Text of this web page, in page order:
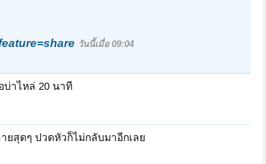
วันนี้เมื่อ 09:04
บ่าไหล่ 20 นาที
สุดๆ ปวดหัวก็ไม่กลับมาอีกเลย